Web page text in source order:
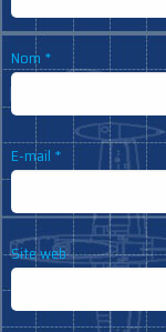
Nom *
E-mail *
Site web